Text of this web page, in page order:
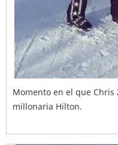
Momento en el que
millonaria Hilton.